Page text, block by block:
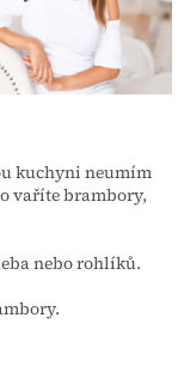
kuchyni neumím
vaříte brambory,
nebo rohlíků.